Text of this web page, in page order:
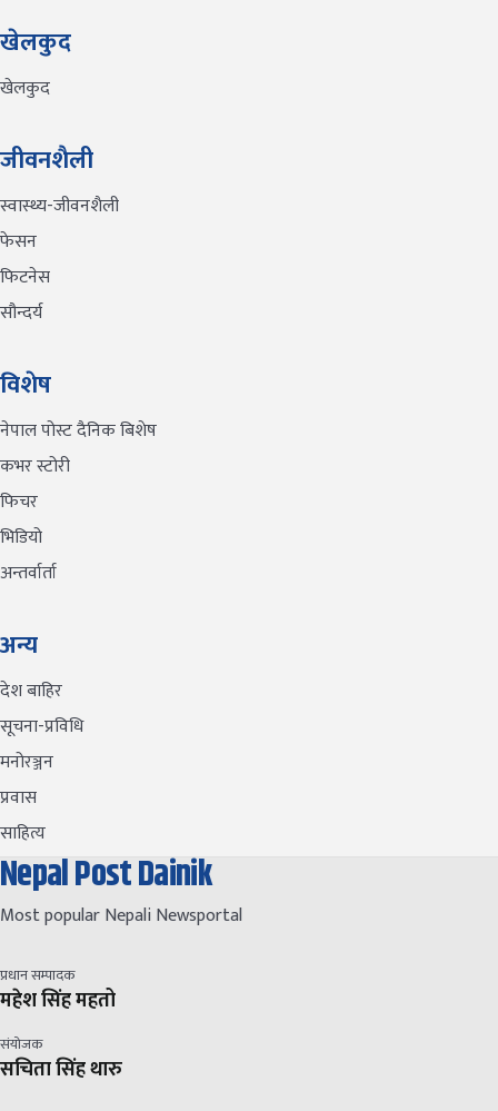
खेलकुद
खेलकुद
जीवनशैली
स्वास्थ्य-जीवनशैली
फेसन
फिटनेस
सौन्दर्य
विशेष
नेपाल पोस्ट दैनिक बिशेष
कभर स्टोरी
फिचर
भिडियो
अन्तर्वार्ता
अन्य
देश बाहिर
सूचना-प्रविधि
मनोरञ्जन
प्रवास
साहित्य
Nepal Post Dainik
Most popular Nepali Newsportal
प्रधान सम्पादक
महेश सिंह महतो
संयोजक
सचिता सिंह थारु